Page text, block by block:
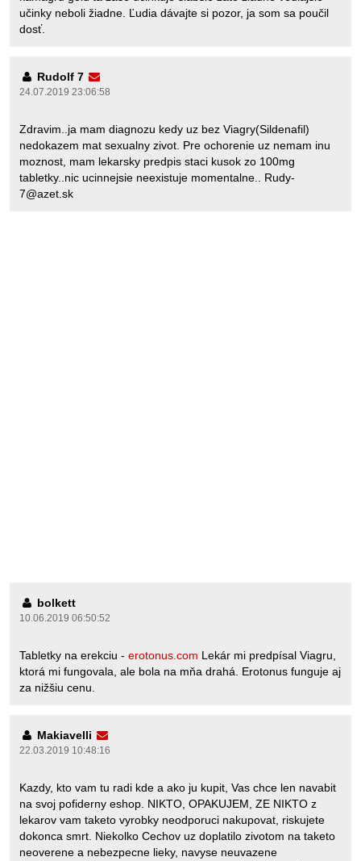
učinky neboli žiadne. Ľudia dávajte si pozor, ja som sa poučil
dosť.
Rudolf 7
24.07.2019 23:06:58
Zdravim..ja mam diagnozu kedy uz bez Viagry(Sildenafil)
nedokazem mat sexualny zivot. Pre ochorenie uz nemam inu
moznost, mam lekarsky predpis staci kusok zo 100mg
tabletky..nic ucinnejsie neexistuje momentalne.. Rudy-
7@azet.sk
bolkett
10.06.2019 06:50:52
Tabletky na erekciu - erotonus.com Lekár mi predpísal Viagru,
ktorá mi fungovala, ale bola na mňa drahá. Erotonus funguje aj
za nižšiu cenu.
Makiavelli
22.03.2019 10:48:16
Kazdy, kto vam tu radi kde a ako ju kupit, Vas chce len navabit
na svoj pofiderny eshop. NIKTO, OPAKUJEM, ZE NIKTO z
lekarov vam taketo vyrobky neodporuci nakupovat, riskujete
dokonca smrt. Niekolko Cechov uz doplatilo zivotom na taketo
neoverene a nebezpecne lieky, navyse neuvazene